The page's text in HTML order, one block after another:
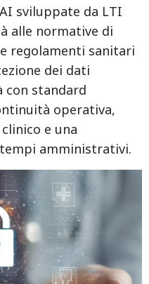
sviluppate da LTI
alle normative di
e regolamenti sanitari
dei dati
con standard
operativa,
e una
amministrativi.